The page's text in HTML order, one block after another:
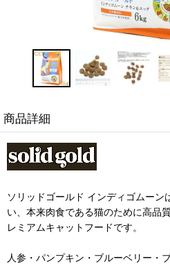
商品詳細
ソリッドゴールド インディゴムーン
い、本来肉食である猫のために高品
レミアムキャットフードです。
人参・パンプキン・ブルーベリー・